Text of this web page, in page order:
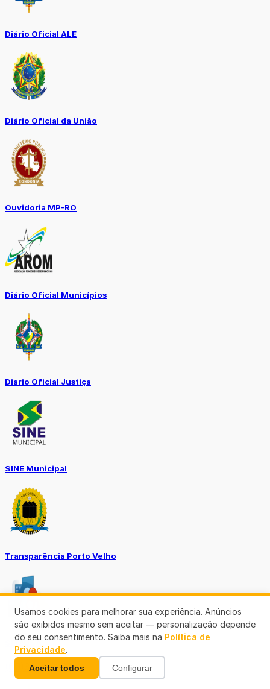
Diário Oficial ALE
Diário Oficial da União
Ouvidoria MP-RO
Diário Oficial Municípios
Diario Oficial Justiça
SINE Municipal
Transparência Porto Velho
SEMUSA
(69)3901-3176
Usamos cookies para melhorar sua experiência. Anúncios
são exibidos mesmo sem aceitar — personalização depende
do seu consentimento. Saiba mais na Política de
Privacidade.
Aceitar todos Configurar